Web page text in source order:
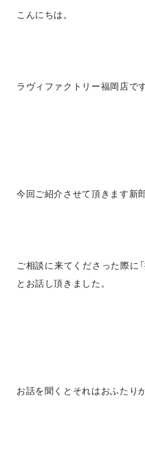
こんにちは。
ラヴィファクトリー福岡店です
今回ご紹介させて頂きます新
ご相談に来てくださった際に
とお話し頂きました。
お話を聞くとそれはおふたり